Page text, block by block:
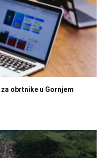
obrtnike u Gornjem